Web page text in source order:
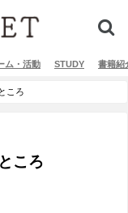
ム・活動 STUDY 書籍紹
ころ
ころ